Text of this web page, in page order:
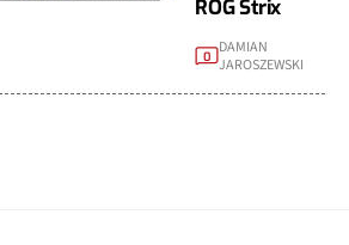
ROG Strix
0
DAMIAN
JAROSZEWSKI